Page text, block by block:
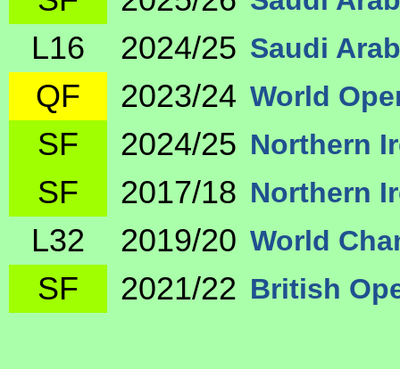
L16 2024/25 Saudi
QF 2023/24 World
SF 2024/25 Northern
SF 2017/18 Northern
L32 2019/20 World
SF 2021/22 British